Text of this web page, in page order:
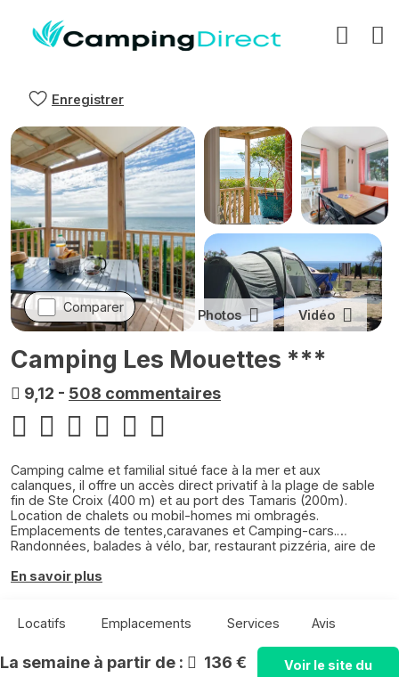
Enregistrer
Comparer
Photos Vidéo
Camping Les Mouettes ***
9,12 - 508 commentaires
Camping calme et familial situé face à la mer et aux
calanques, il offre un accès direct privatif à la plage de sable
fin de Ste Croix (400 m) et au port des Tamaris (200m).
Location de chalets ou mobil-homes mi ombragés.
Emplacements de tentes,caravanes et Camping-cars.
Randonnées, balades à vélo, bar, restaurant pizzéria, aire de
sanitaire handicapé
dépôt de pains et viennoiseries
En savoir plus
Locatifs Emplacements Services Avis
La semaine à partir de :
136 €
Voir le site du